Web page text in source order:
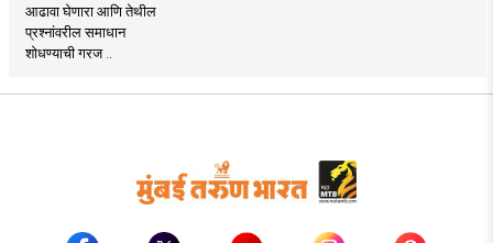
आढावा घेणारा आणि तेथील
प्रश्नांवरील समाधान
शोधण्याची गरज ..